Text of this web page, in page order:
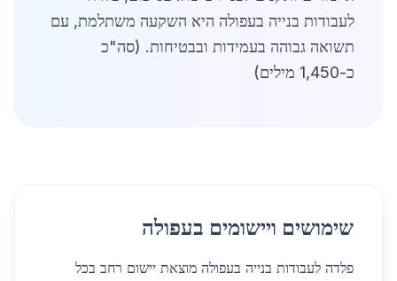
לעבודות בנייה בעפולה היא השקעה משתלמת, עם
תשואה גבוהה בעמידות ובבטיחות. (סה"כ
כ-1,450 מילים)
שימושים ויישומים בעפולה
פלדה לעבודות בנייה בעפולה מוצאת יישום רחב בכל